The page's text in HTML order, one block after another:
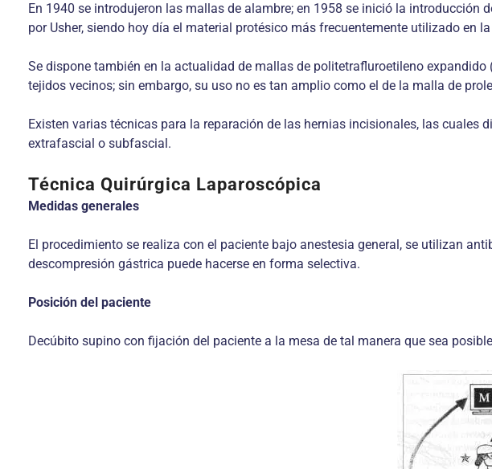
En 1940 se introdujeron las mallas de alambre; en 1958 se inició la
por Usher, siendo hoy día el material protésico más frecuentemente utilizado en
Se dispone también en la actualidad de mallas de politetrafluroetileno
tejidos vecinos; sin embargo, su uso no es tan amplio como el de la malla de
Existen varias técnicas para la reparación de las hernias incisionales, las
extrafascial o subfascial.
Técnica Quirúrgica Laparoscópica
Medidas generales
El procedimiento se realiza con el paciente bajo anestesia general, se utilizan
descompresión gástrica puede hacerse en forma selectiva.
Posición del paciente
Decúbito supino con fijación del paciente a la mesa de tal manera que sea